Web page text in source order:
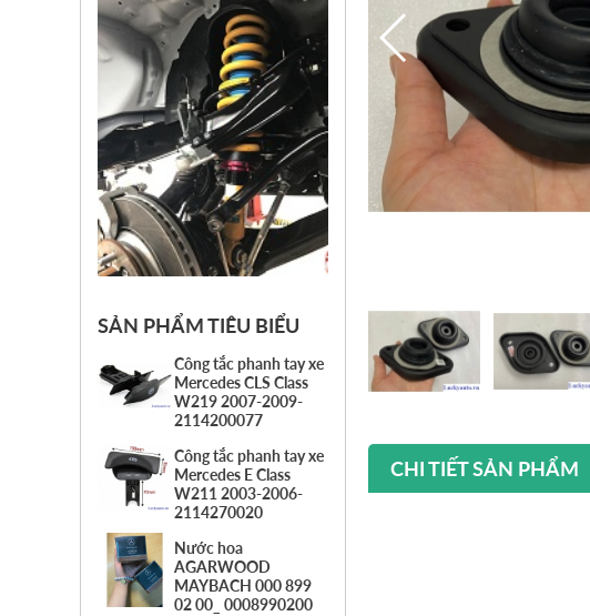
SẢN PHẨM TIÊU BIỂU
Công tắc phanh tay xe
Mercedes CLS Class
W219 2007-2009-
2114200077
Công tắc phanh tay xe
Mercedes E Class
W211 2003-2006-
2114270020
Nước hoa
AGARWOOD
MAYBACH 000 899
02 00_ 0008990200
CHI TIẾT SẢN PHẨM